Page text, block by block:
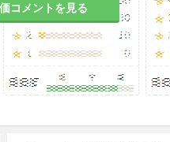
女性の高気圧酸素療法は
み実施すること。
催奇形性と染色体異常の誘
コメントを見る